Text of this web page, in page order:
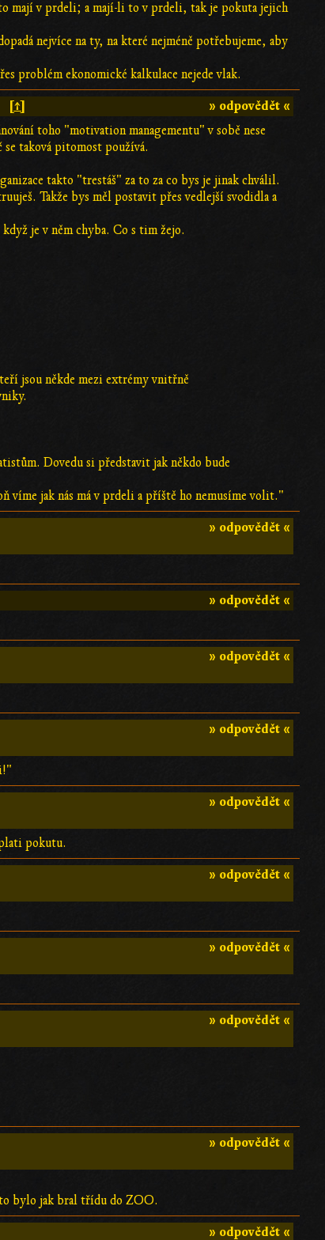
mají v prdeli; a mají-li to v prdeli, tak je pokuta jejich
nejvíce na ty, na které nejméně potřebujeme, aby
problém ekonomické kalkulace nejede vlak.
» odpovědět «
[↑]
toho "motivation managementu" v sobě nese
taková pitomost používá.
takto "trestáš" za to za co bys je jinak chválil.
Takže bys měl postavit přes vedlejší svodidla a
je v něm chyba. Co s tim žejo.
jsou někde mezi extrémy vnitřně
Dovedu si představit jak někdo bude
víme jak nás má v prdeli a příště ho nemusíme volit."
» odpovědět «
» odpovědět «
» odpovědět «
» odpovědět «
» odpovědět «
pokutu.
» odpovědět «
» odpovědět «
» odpovědět «
» odpovědět «
bylo jak bral třídu do ZOO.
» odpovědět «